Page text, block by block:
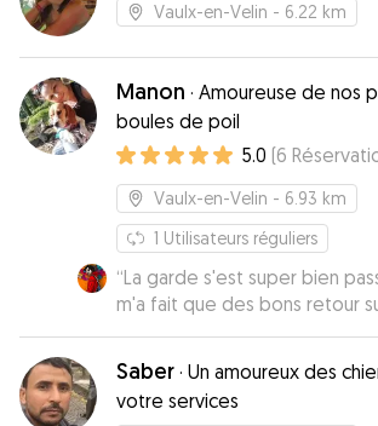
Vaulx-en-Velin - 6.22 km
Manon · Amoureuse de nos
boules de poil
5.0 (6
Vaulx-en-Velin - 6.93 km
1 Utilisateurs réguliers
“La garde s'est super bien
m'a fait que des bons retour
entente avec Naia. A refaire
met en confiance.
Saber · Un amoureux des
votre services